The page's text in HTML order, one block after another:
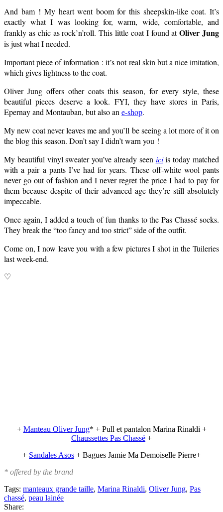
And bam ! My heart went boom for this sheepskin-like coat. It’s
exactly what I was looking for, warm, wide, comfortable, and
frankly as chic as rock’n’roll. This little coat I found atOliver Jung
is just what I needed.
Important piece of information : it’s not real skin but a nice imitation,
which gives lightness to the coat.
Oliver Jung offers other coats this season, for every style, these
beautiful pieces deserve a look. FYI, they have stores in Paris,
Epernay and Montauban, but also ane-shop.
My new coat never leaves me and you’ll be seeing a lot more of it on
the blog this season. Don’t say I didn’t warn you !
My beautiful vinyl sweater you’ve already seen iciis today matched
with a pair a pants I’ve had for years. These off-white wool pants
never go out of fashion and I never regret the price I had to pay for
them because despite of their advanced age they’re still absolutely
impeccable.
Once again, I added a touch of fun thanks to the Pas Chassé socks.
They break the“too fancy and too strict” side of the outfit.
Come on, I now leave you with a few pictures I shot in the Tuileries
last week-end.
♡
+ Manteau Oliver Jung* + Pull et pantalon Marina Rinaldi +
Chaussettes Pas Chassé +
+ Sandales Asos + Bagues Jamie Ma Demoiselle Pierre+
* offered by the brand
Tags: manteaux grande taille, Marina Rinaldi, Oliver Jung, Pas
chassé, peau lainée
Share: